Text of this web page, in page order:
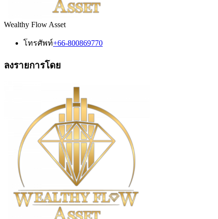
Wealthy Flow Asset
โทรศัพท์+66-800869770
ลงรายการโดย